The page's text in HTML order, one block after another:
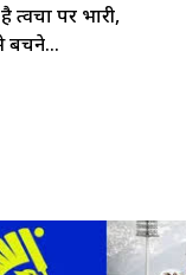
पर भारी,
बचने...